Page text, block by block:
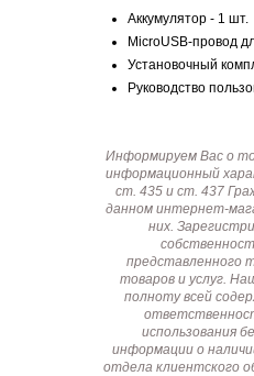
Аккумулятор - 1 шт.
MicroUSB-провод
Установочный
Руководство
Информируем Вас о
информационный
ст. 435 и ст. 437
данном интернет-
них.
представленного
товаров и услуг.
полноту всей
использования
информации о
отдела клиентского